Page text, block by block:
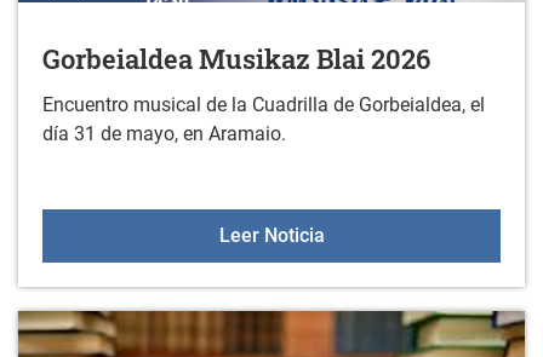
Gorbeialdea Musikaz Blai 2026
Encuentro musical de la Cuadrilla de Gorbeialdea, el
día 31 de mayo, en Aramaio.
Leer NoticiaGorbeialdea Musikaz